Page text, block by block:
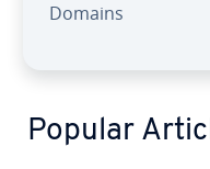
Domains
Popular